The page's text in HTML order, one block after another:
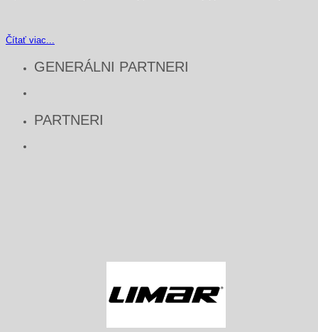
Čítať viac...
GENERÁLNI PARTNERI
PARTNERI